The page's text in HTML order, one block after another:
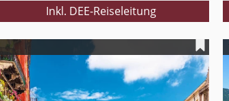
Inkl. DEE-Reiseleitung